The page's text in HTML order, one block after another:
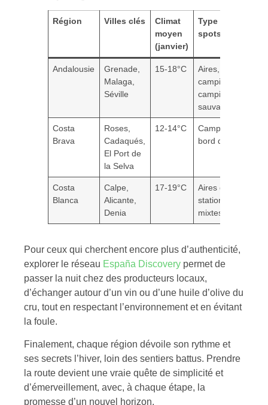
Région Villes clés
Climat
moyen
(janvier)
Type de
spots
Andalousie
Grenade,
Malaga,
Séville
15-18°C
Aires,
campings,
camping
sauvage
Costa
Brava
Roses,
Cadaqués,
El Port de
la Selva
12-14°C
Campings en
bord de mer
Costa
Blanca
Calpe,
Alicante,
Denia
17-19°C
Aires de
stationnement
mixtes
Pour ceux qui cherchent encore plus d’authenticité,
explorer le réseau España Discovery permet de
passer la nuit chez des producteurs locaux,
d’échanger autour d’un vin ou d’une huile d’olive du
cru, tout en respectant l’environnement et en évitant
la foule.
Finalement, chaque région dévoile son rythme et
ses secrets l’hiver, loin des sentiers battus. Prendre
la route devient une vraie quête de simplicité et
d’émerveillement, avec, à chaque étape, la
promesse d’un nouvel horizon.